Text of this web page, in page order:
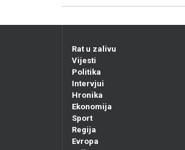
Rat u zalivu
Vijesti
Politika
Intervjui
Hronika
Ekonomija
Sport
Regija
Evropa